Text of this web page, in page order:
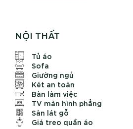
NỘI THẤT
Tủ áo
Sofa
Giường ngủ
Két an toàn
Bàn làm việc
TV màn hình phẳng
Sàn lát gỗ
Giá treo quần áo